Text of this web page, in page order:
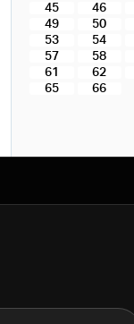
45
46
49
50
53
54
57
58
61
62
65
66